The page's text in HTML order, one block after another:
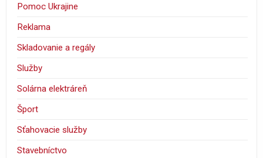
Pomoc Ukrajine
Reklama
Skladovanie a regály
Služby
Solárna elektráreň
Šport
Sťahovacie služby
Stavebníctvo